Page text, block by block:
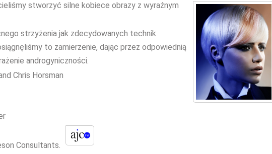
stworzyć silne kobiece obrazy z wyraźnym
strzyżenia jak zdecydowanych technik
to zamierzenie, dając przez odpowiednią
androgyniczności.
Chris Horsman
Consultants.